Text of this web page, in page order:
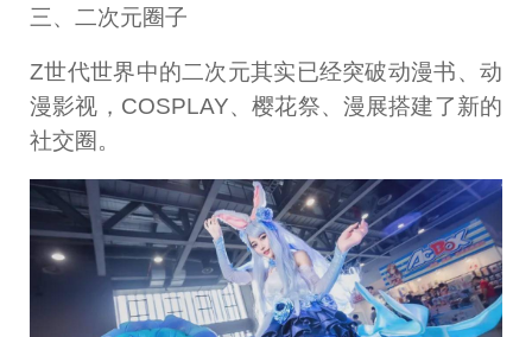
三、二次元圈子
Z世代世界中的二次元其实已经突破动漫书、动
漫影视，COSPLAY、樱花祭、漫展搭建了新的
社交圈。